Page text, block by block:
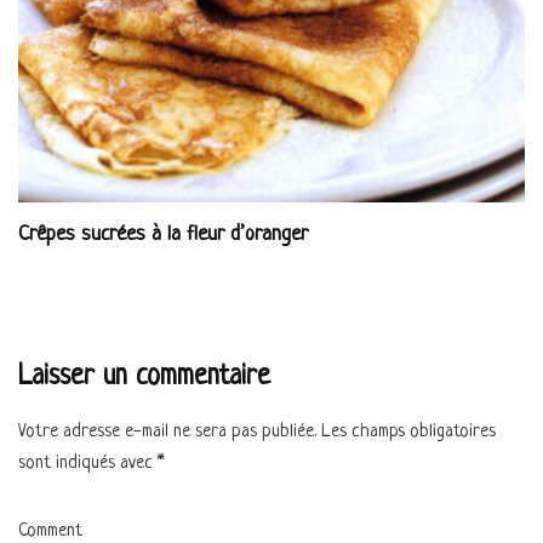
Crêpes sucrées à la fleur d’oranger
Laisser un commentaire
Votre adresse e-mail ne sera pas publiée. Les champs obligatoires
sont indiqués avec *
Comment